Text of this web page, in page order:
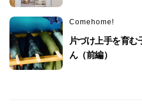
Comehome!
片づけ上手を育
ん（前編）